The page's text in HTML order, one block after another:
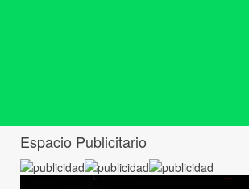
Espacio Publicitario